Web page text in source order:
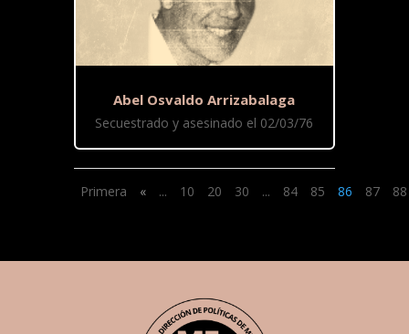
Abel Osvaldo Arrizabalaga
Secuestrado y asesinado el 02/03/76
Primera « ... 10 20 30 ... 84 85 86 87 88